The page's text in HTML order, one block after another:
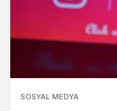
SOSYAL MEDYA